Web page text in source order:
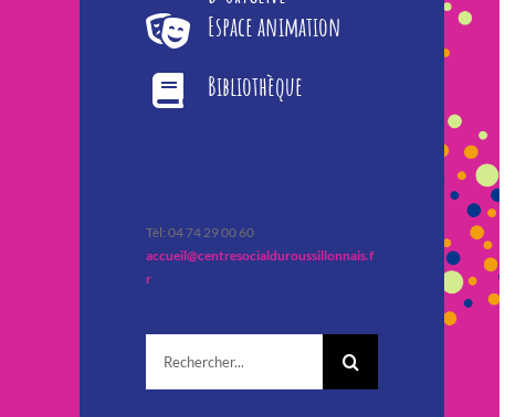
Espace animation
Bibliothèque
Tèl: 04 74 29 00 60
accueil@centresocialduroussillonnais.f
r